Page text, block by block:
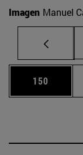
Imagen Manuel
Página
150